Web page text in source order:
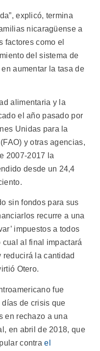
explicó, termina
nicaragüense a
factores como el
del sistema de
aumentar la tasa de
alimentaria y la
el año pasado por
Unidas para la
y otras agencias,
2007-2017 la
desde un 24,4
sin fondos para sus
recurre a una
impuestos a todos
cual al final impactará
reducirá la cantidad
Otero.
fue
de crisis que
en rechazo a una
en abril de 2018, que
contrael